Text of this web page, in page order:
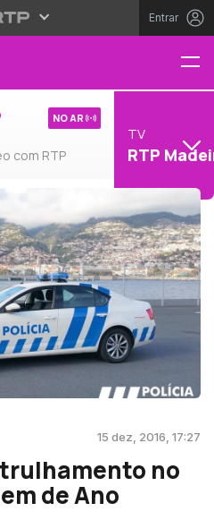
Entrar
com RTP
NO AR
TV
RTP
15 dez, 2016, 17:27
no
de Ano